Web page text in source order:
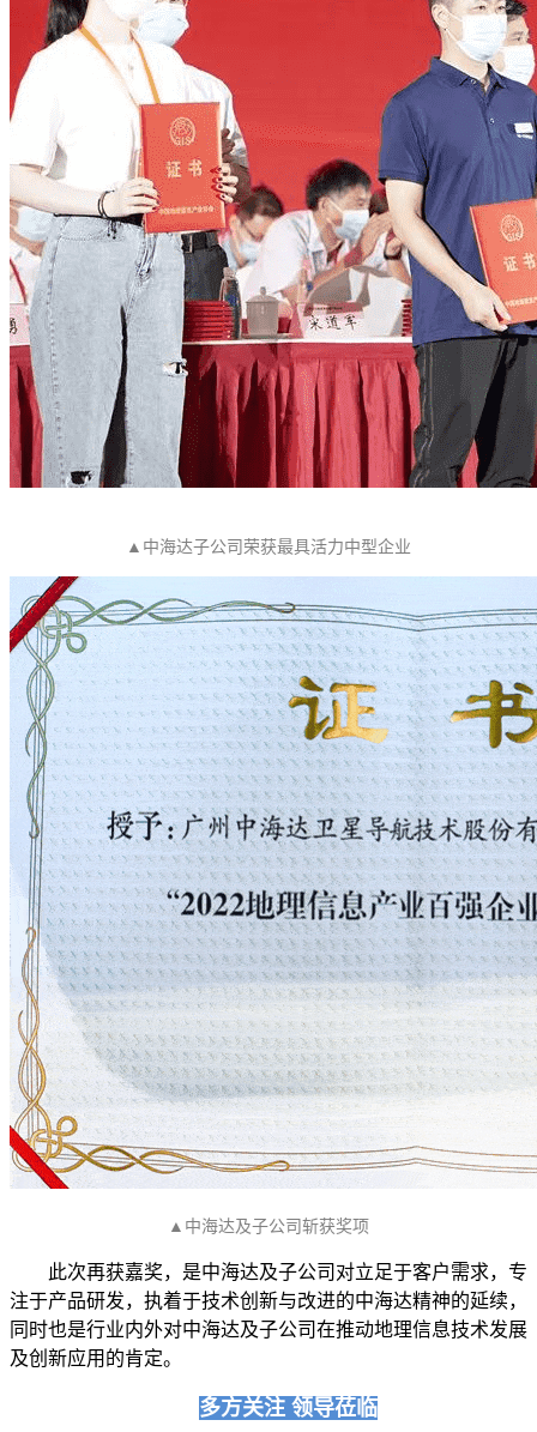
▲中海达子公司荣获最具活力中型企业
▲中海达及子公司斩获奖项
此次再获嘉奖，是中海达及子公司对立足于客户需求，专
注于产品研发，执着于技术创新与改进的中海达精神的延续，
同时也是行业内外对中海达及子公司在推动地理信息技术发展
及创新应用的肯定。
多方关注 领导莅临